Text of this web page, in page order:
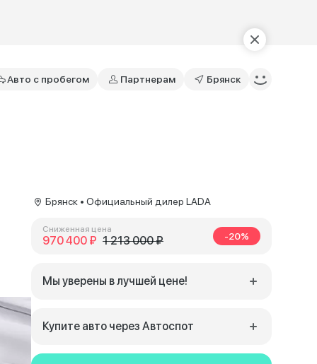
Авто с пробегом Партнерам Брянск
Брянск • Официальный дилер LADA
Сниженная цена
970 400 ₽ 1 213 000 ₽ -20%
Мы уверены в лучшей цене!
Купите авто через Автоспот